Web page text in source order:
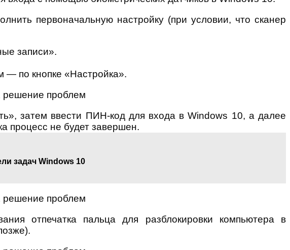
первоначальную настройку (при условии, что сканер
записи».
— по кнопке «Настройка».
затем ввести ПИН-код для входа в Windows 10, а далее
процесс не будет завершен.
задач Windows 10
отпечатка пальца для разблокировки компьютера в